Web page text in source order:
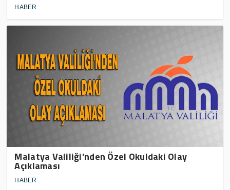
HABER
Malatya Valiliği'nden Özel Okuldaki Olay
Açıklaması
HABER